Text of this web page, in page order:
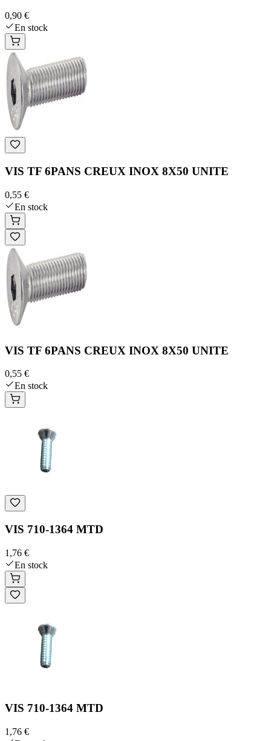
0,90 €
En stock
VIS TF 6PANS CREUX INOX 8X50 UNITE
0,55 €
En stock
VIS TF 6PANS CREUX INOX 8X50 UNITE
0,55 €
En stock
VIS 710-1364 MTD
1,76 €
En stock
VIS 710-1364 MTD
1,76 €